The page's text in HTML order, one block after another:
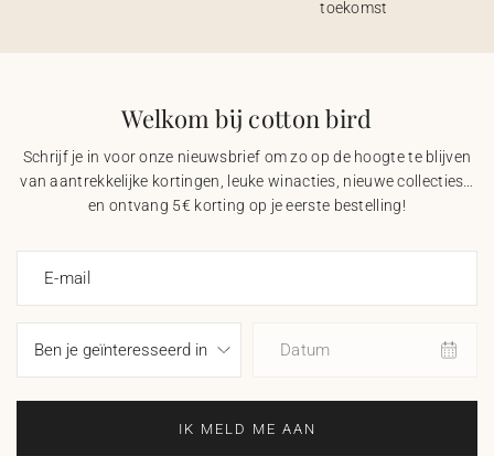
toekomst
Welkom bij cotton bird
Schrijf je in voor onze nieuwsbrief om zo op de hoogte te blijven
van aantrekkelijke kortingen, leuke winacties, nieuwe collecties…
en ontvang 5€ korting op je eerste bestelling!
E-mail
Datum
IK MELD ME AAN